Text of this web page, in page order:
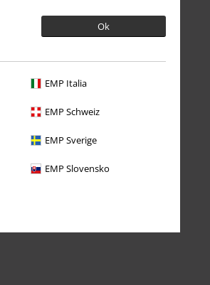
Ok
EMP Italia
EMP Schweiz
EMP Sverige
EMP Slovensko